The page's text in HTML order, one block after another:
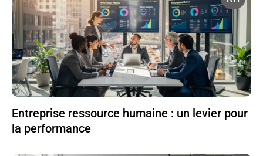
Entreprise ressource humaine : un levier pour
la performance